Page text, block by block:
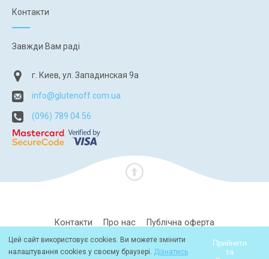
Контакти
Завжди Вам раді
г. Киев, ул. Западинская 9а
info@glutenoff.com.ua
(096) 789 04 56
Контакти Про нас Публічна оферта
Політика конфіденційності
Цей сайт використовує cookies. Ви можете змінити
налаштування cookies у своєму браузері. Дізнатись
Прийняти
та